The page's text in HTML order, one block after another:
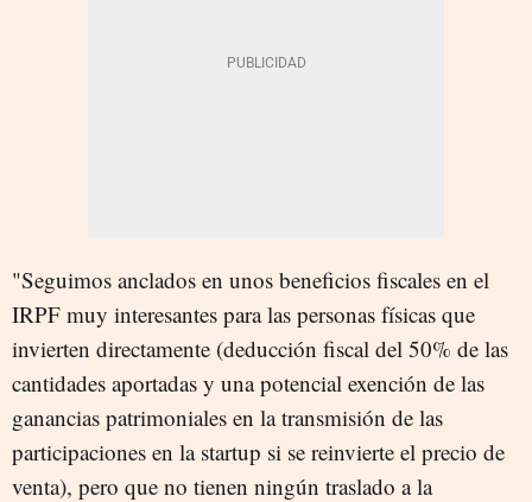
"Seguimos anclados en unos beneficios fiscales en el
IRPF muy interesantes para las personas físicas que
invierten directamente (deducción fiscal del 50% de las
cantidades aportadas y una potencial exención de las
ganancias patrimoniales en la transmisión de las
participaciones en la startup si se reinvierte el precio de
venta), pero que no tienen ningún traslado a la